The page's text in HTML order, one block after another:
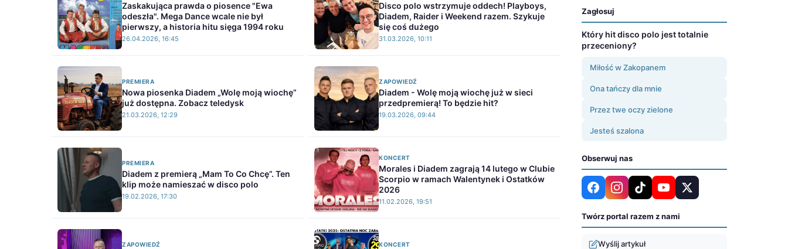
Zaskakująca prawda o piosence "Ewa
odeszła". Mega Dance wcale nie był
pierwszy, a historia hitu sięga 1994 roku
26.04.2026, 16:45
Disco polo wstrzymuje oddech! Playboys,
Diadem, Raider i Weekend razem. Szykuje
się coś dużego
31.03.2026, 10:11
PREMIERA
Nowa piosenka Diadem „Wolę moją wiochę”
już dostępna. Zobacz teledysk
21.03.2026, 12:29
ZAPOWIEDŹ
Diadem - Wolę moją wiochę już w sieci
przedpremierą! To będzie hit?
19.03.2026, 09:44
PREMIERA
Diadem z premierą „Mam To Co Chcę”. Ten
klip może namieszać w disco polo
19.02.2026, 17:30
KONCERT
Morales i Diadem zagrają 14 lutego w Clubie
Scorpio w ramach Walentynek i Ostatków
2026
11.02.2026, 19:51
ZAPOWIEDŹ KONCERT
Zagłosuj
Który hit disco polo jest totalnie
przeceniony?
Miłość w Zakopanem
Ona tańczy dla mnie
Przez twe oczy zielone
Jesteś szalona
Obserwuj nas
Twórz portal razem z nami
Wyślij artykuł